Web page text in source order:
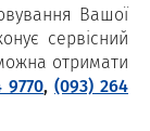
Вашої
сервісний
отримати
9770,(093) 264